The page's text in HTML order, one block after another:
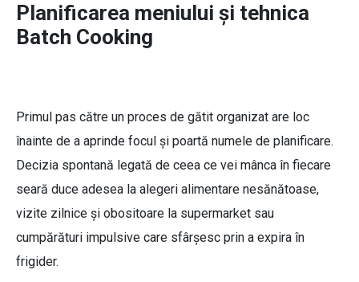
Planificarea meniului și tehnica
Batch Cooking
Primul pas către un proces de gătit organizat are loc
înainte de a aprinde focul și poartă numele de planificare.
Decizia spontană legată de ceea ce vei mânca în fiecare
seară duce adesea la alegeri alimentare nesănătoase,
vizite zilnice și obositoare la supermarket sau
cumpărături impulsive care sfârșesc prin a expira în
frigider.